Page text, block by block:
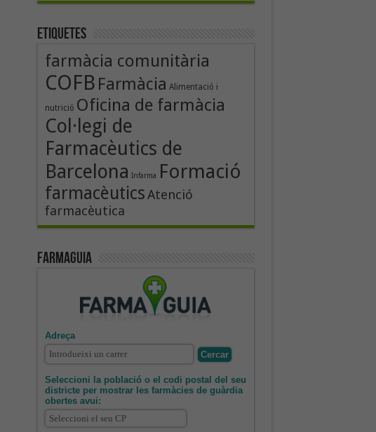
Etiquetes
farmàcia comunitària
COFB Farmàcia Alimentació i
nutrició Oficina de farmàcia
Col·legi de
Farmacèutics de
Barcelona Infarma Formació
farmacèuticsAtenció
farmacèutica
Farmaguia
Adreça
Seleccioni la població o el codi postal del seu
districte per mostrar les farmàcies de guàrdia
obertes avui: